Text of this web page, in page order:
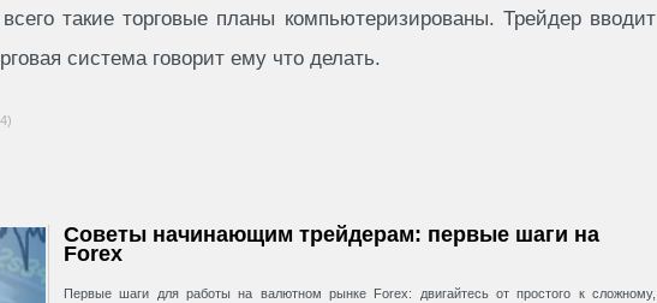
такие торговые планы компьютеризированы. Трейдер вводит
система говорит ему что делать.
Советы начинающим трейдерам: первые шаги на
Forex
Первые шаги для работы на валютном рынке Forex: двигайтесь от простого к сложному,